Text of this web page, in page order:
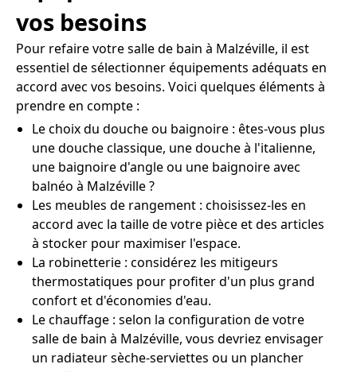
vos besoins
Pour refaire votre salle de bain à Malzéville, il est
essentiel de sélectionner équipements adéquats en
accord avec vos besoins. Voici quelques éléments à
prendre en compte :
Le choix du douche ou baignoire : êtes-vous plus
une douche classique, une douche à l'italienne,
une baignoire d'angle ou une baignoire avec
balnéo à Malzéville ?
Les meubles de rangement : choisissez-les en
accord avec la taille de votre pièce et des articles
à stocker pour maximiser l'espace.
La robinetterie : considérez les mitigeurs
thermostatiques pour profiter d'un plus grand
confort et d'économies d'eau.
Le chauffage : selon la configuration de votre
salle de bain à Malzéville, vous devriez envisager
un radiateur sèche-serviettes ou un plancher